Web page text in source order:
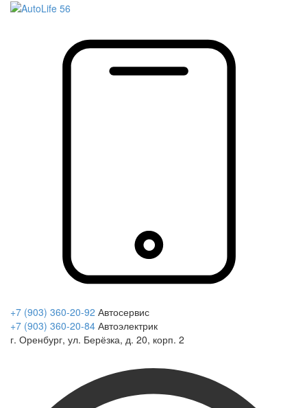
+7 (903) 360-20-92 Автосервис
+7 (903) 360-20-84 Автоэлектрик
г. Оренбург, ул. Берёзка, д. 20, корп. 2